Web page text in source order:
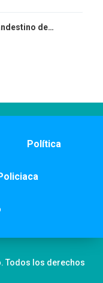
de…
Política
Todos los derechos